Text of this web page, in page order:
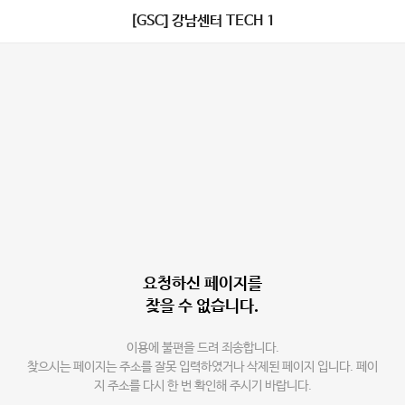
[GSC] 강남센터 TECH 1
요청하신 페이지를
찾을 수 없습니다.
이용에 불편을 드려 죄송합니다.
찾으시는 페이지는 주소를 잘못 입력하였거나 삭제된 페이지 입니다. 페이
지 주소를 다시 한 번 확인해 주시기 바랍니다.